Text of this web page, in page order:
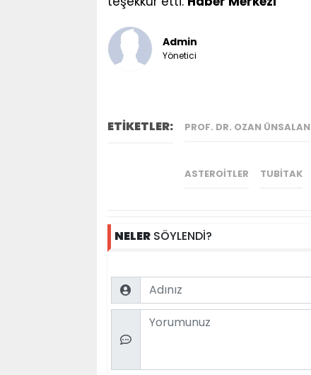
Admin
Yönetici
ETİKETLER: PROF. DR. OZAN ÜNSALAN
ASTEROITLER TUBİTAK
NELERSÖYLENDİ?
Name
Comment